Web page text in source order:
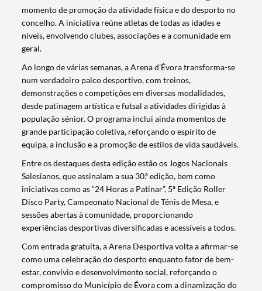
momento de promoção da atividade física e do desporto no
concelho. A iniciativa reúne atletas de todas as idades e
níveis, envolvendo clubes, associações e a comunidade em
geral.
Ao longo de várias semanas, a Arena d’Évora transforma-se
num verdadeiro palco desportivo, com treinos,
demonstrações e competições em diversas modalidades,
desde patinagem artística e futsal a atividades dirigidas à
população sénior. O programa inclui ainda momentos de
grande participação coletiva, reforçando o espírito de
equipa, a inclusão e a promoção de estilos de vida saudáveis.
Entre os destaques desta edição estão os Jogos Nacionais
Salesianos, que assinalam a sua 30.ª edição, bem como
iniciativas como as “24 Horas a Patinar”, 5ª Edição Roller
Disco Party, Campeonato Nacional de Ténis de Mesa, e
sessões abertas à comunidade, proporcionando
experiências desportivas diversificadas e acessíveis a todos.
Com entrada gratuita, a Arena Desportiva volta a afirmar-se
como uma celebração do desporto enquanto fator de bem-
estar, convívio e desenvolvimento social, reforçando o
compromisso do Município de Évora com a dinamização do